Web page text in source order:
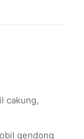
cakung,
gendong